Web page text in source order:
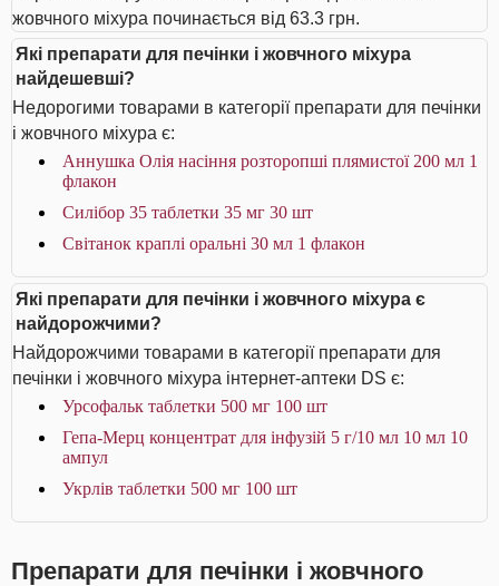
жовчного міхура починається від 63.3 грн.
Які препарати для печінки і жовчного міхура
найдешевші?
Недорогими товарами в категорії препарати для печінки
і жовчного міхура є:
Аннушка Олія насіння розторопші плямистої 200 мл 1
флакон
Силібор 35 таблетки 35 мг 30 шт
Світанок краплі оральні 30 мл 1 флакон
Які препарати для печінки і жовчного міхура є
найдорожчими?
Найдорожчими товарами в категорії препарати для
печінки і жовчного міхура інтернет-аптеки DS є:
Урсофальк таблетки 500 мг 100 шт
Гепа-Мерц концентрат для інфузій 5 г/10 мл 10 мл 10
ампул
Укрлів таблетки 500 мг 100 шт
Препарати для печінки і жовчного